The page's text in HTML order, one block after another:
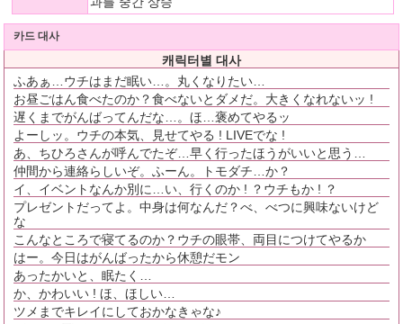
카드 대사
캐릭터별 대사
ふあぁ…ウチはまだ眠い…。丸くなりたい…
お昼ごはん食べたのか？食べないとダメだ。大きくなれないッ !
遅くまでがんばってんだな…。ほ…褒めてやるッ
よーしッ。ウチの本気、見せてやる ! LIVEでな !
あ、ちひろさんが呼んでたぞ…早く行ったほうがいいと思う…
仲間から連絡らしいぞ。ふーん。トモダチ…か？
イ、イベントなんか別に…い、行くのか ! ？ウチもか ! ？
プレゼントだってよ。中身は何なんだ？べ、べつに興味ないけど
な
こんなところで寝てるのか？ウチの眼帯、両目につけてやるか
はー。今日はがんばったから休憩だモン
あったかいと、眠たく…
か、かわいい ! ほ、ほしい…
ツメまでキレイにしておかなきゃな♪